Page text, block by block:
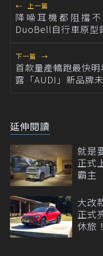
← 上一篇
降噪耳機都阻擋
DuoBell自行車原型
下一篇 →
首款量產轎跑最快
露「AUDI」新品牌
延伸閱讀
就是
正式
霸主
大改
正式
休旅！